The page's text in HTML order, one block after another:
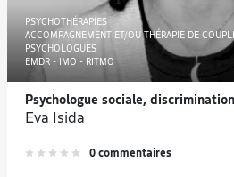
PSYCHOTHÉRAPIES
ACCOMPAGNEMENT ET/OU THÉRAPIE DE
PSYCHOLOGUES
EMDR - IMO - RITMO
Psychologue sociale,
Eva Isida
0 commentaires